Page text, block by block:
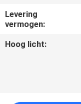
OM
EEN
CITAAT
Levering
vermogen:
Hoog licht: